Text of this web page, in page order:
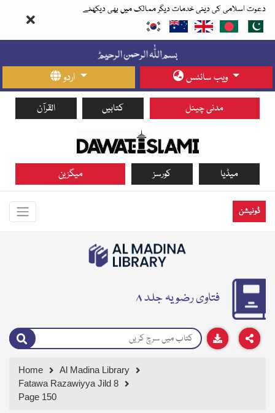
دعوت اسلامی کی دینی خدمات دیگر ممالک میں بھی دیکھئے
اردو ویب سائٹس
القرآن کتابیں مدنی چینل
میگزین کورسز میڈیا
ڈونیشن
فتاوی رضویہ جلد ۸
Home
Al Madina Library
Fatawa Razawiyya Jild 8
Page 150